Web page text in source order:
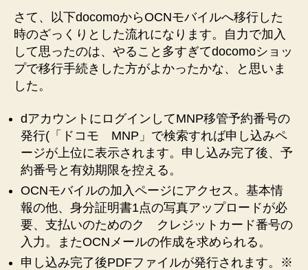
さて、以下docomoからOCNモバイルへ移行した
時のざっくりとした流れになります。自力で加入
して思ったのは、やること多すぎてdocomoショッ
プで移行手続きした方がよかったかな、と思いま
した。
dアカウントにログインしてMNP移管予約番号の
発行(「ドコモ MNP」で検索すれば申し込みペ
ージが上位に表示されます。申し込み完了後、予
約番号と有効期限を控える。
OCNモバイルの加入ページにアクセス。基本情
報の他、身分証明書1点の写真アップロードが必
要、支払いのためのク クレジットカード番号の
入力。またOCNメールの作成を求められる。
申し込み完了後PDFファイルが発行されます。※